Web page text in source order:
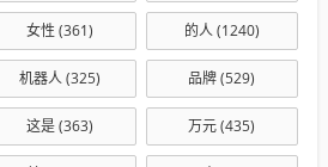
女性 (361) 的人(1240)
机器人(325) 品牌(529)
这是(363) 万元(435)